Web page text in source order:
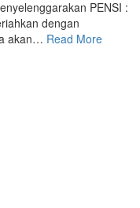
PENSI :
dengan
akan… Read More